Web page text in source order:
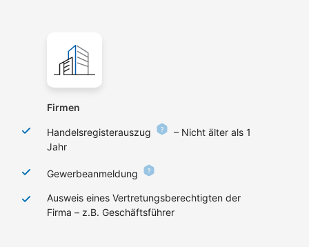
Firmen
Handelsregisterauszug
– Nicht älter als 1
Jahr
Gewerbeanmeldung
Ausweis eines Vertretungsberechtigten der
Firma – z.B. Geschäftsführer